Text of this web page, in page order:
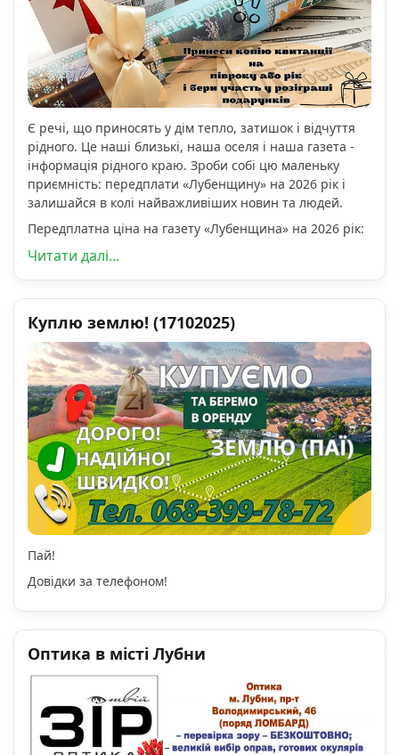
Є речі, що приносять у дім тепло, затишок і відчуття
рідного. Це наші близькі, наша оселя і наша газета -
інформація рідного краю. Зроби собі цю маленьку
приємність: передплати «Лубенщину» на 2026 рік і
залишайся в колі найважливіших новин та людей.
Передплатна ціна на газету «Лубенщина» на 2026 рік:
Читати далі...
Куплю землю! (17102025)
Пай!
Довідки за телефоном!
Оптика в місті Лубни